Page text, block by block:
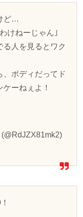
ど…
けねーじゃん｣
る人を見るとワク
、ボディだってド
ーねぇよ！